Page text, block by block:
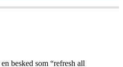
en besked som “refresh all